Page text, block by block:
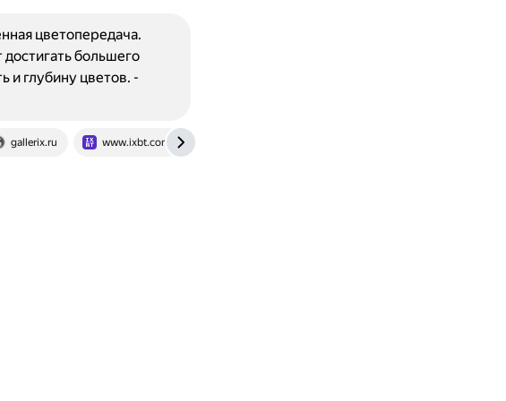
gallerix.ru www.ixbt.com
цветопередача.
большего
и глубину цветов. -